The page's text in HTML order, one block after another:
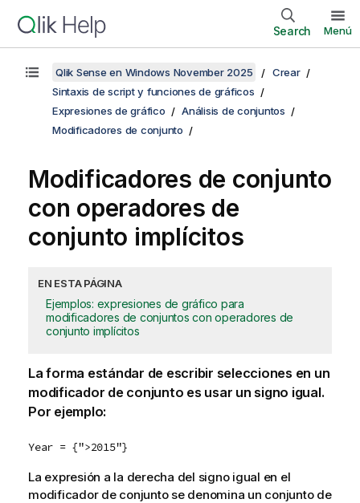
Search Menú
Qlik Sense en Windows November 2025
Crear
Sintaxis de script y funciones de gráficos
Expresiones de gráfico
Análisis de conjuntos
Modificadores de conjunto
Modificadores de conjunto
con operadores de
conjunto implícitos
EN ESTA PÁGINA
Ejemplos: expresiones de gráfico para
modificadores de conjuntos con operadores de
conjunto implícitos
La forma estándar de escribir selecciones en un
modificador de conjunto es usar un signo igual.
Por ejemplo:
Year = {">2015"}
La expresión a la derecha del signo igual en el
modificador de conjunto se denomina un conjunto de